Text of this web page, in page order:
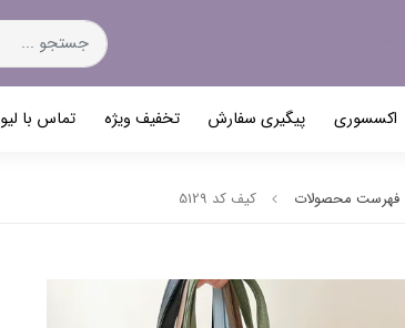
اکسسوری پیگیری سفارش تخفیف ویژه تماس با لیو
فهرست محصولات کیف کد 5129